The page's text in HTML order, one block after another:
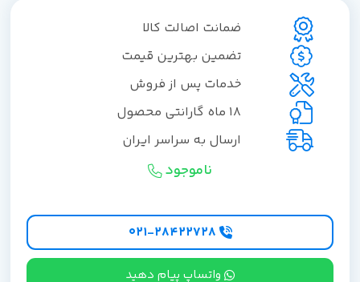
ضمانت اصالت کالا
تضمین بهترین قیمت
خدمات پس از فروش
18 ماه گارانتی محصول
ارسال به سراسر ایران
ناموجود
واتساپ پیام دهید